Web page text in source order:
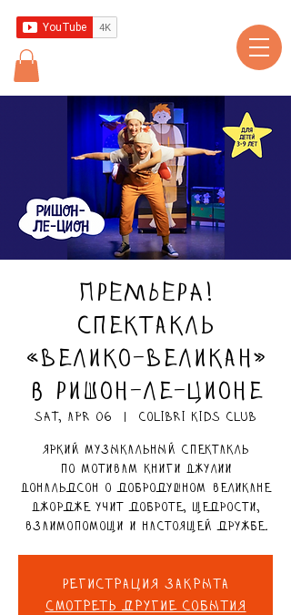
ПРЕМЬЕРА!
Спектакль
«Велико-Великан»
в Ришон-ле-Ционе
Sat, Apr 06 Colibri Kids Club
Яркий музыкальный спектакль
по мотивам книги Джулии
Дональдсон о добродушном великане
Джордже учит доброте, щедрости,
взаимопомощи и настоящей дружбе.
Регистрация закрыта
Смотреть другие события